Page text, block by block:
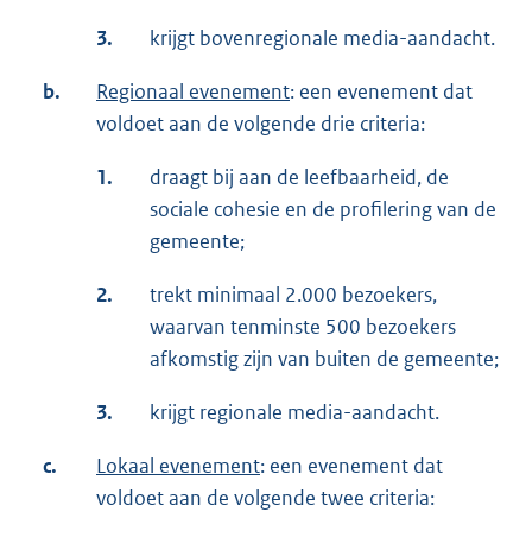
3. krijgt bovenregionale media-aandacht.
b. Regionaal evenement: een evenement dat
voldoet aan de volgende drie criteria:
1.
draagt bij aan de leefbaarheid, de
sociale cohesie en de profilering van de
gemeente;
2.
trekt minimaal 2.000 bezoekers,
waarvan tenminste 500 bezoekers
afkomstig zijn van buiten de gemeente;
3. krijgt regionale media-aandacht.
c. Lokaal evenement: een evenement dat
voldoet aan de volgende twee criteria: